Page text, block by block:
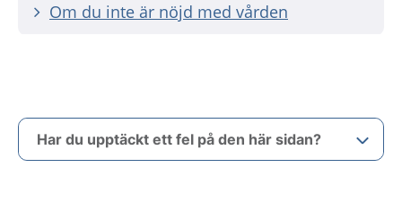
Om du inte är nöjd med vården
Har du upptäckt ett fel på den här sidan?